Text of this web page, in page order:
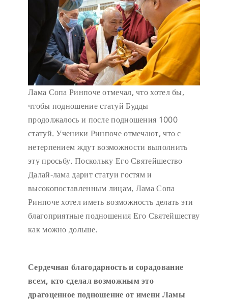
Лама Сопа Ринпоче отмечал, что хотел бы,
чтобы подношение статуй Будды
продолжалось и после подношения 1000
статуй. Ученики Ринпоче отмечают, что с
нетерпением ждут возможности выполнить
эту просьбу. Поскольку Его Святейшество
Далай-лама дарит статуи гостям и
высокопоставленным лицам, Лама Сопа
Ринпоче хотел иметь возможность делать эти
благоприятные подношения Его Святейшеству
как можно дольше.
Сердечная благодарность и сорадование
всем, кто сделал возможным это
драгоценное подношение от имени Ламы